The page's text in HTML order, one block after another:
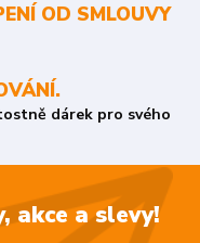
OD SMLOUVY
dárek pro svého
akce a slevy!